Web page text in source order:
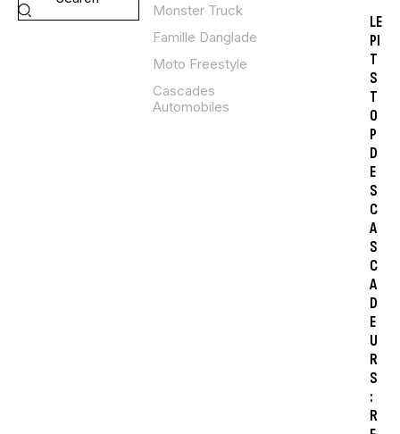
Monster Truck
Famille Danglade
Moto Freestyle
Cascades
Automobiles
LE
PI
T
S
T
O
P
D
E
S
C
A
S
C
A
D
E
U
R
S
:
R